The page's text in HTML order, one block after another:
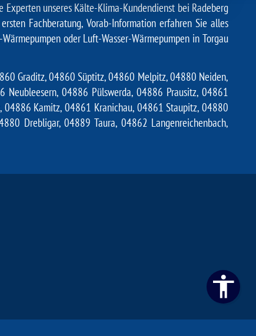
Experten unseres Kälte-Klima-Kundendienst bei Radeberg
Fachberatung, Vorab-Information erfahren Sie alles
oder Luft-Wasser-Wärmepumpen in Torgau
Graditz, 04860 Süptitz, 04860 Melpitz, 04880 Neiden,
04886 Pülswerda, 04886 Prausitz, 04861
Kamitz, 04861 Kranichau, 04861 Staupitz, 04880
Drebligar, 04889 Taura, 04862 Langenreichenbach,